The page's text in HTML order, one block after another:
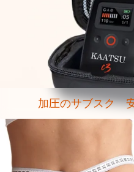
加圧のサブスク